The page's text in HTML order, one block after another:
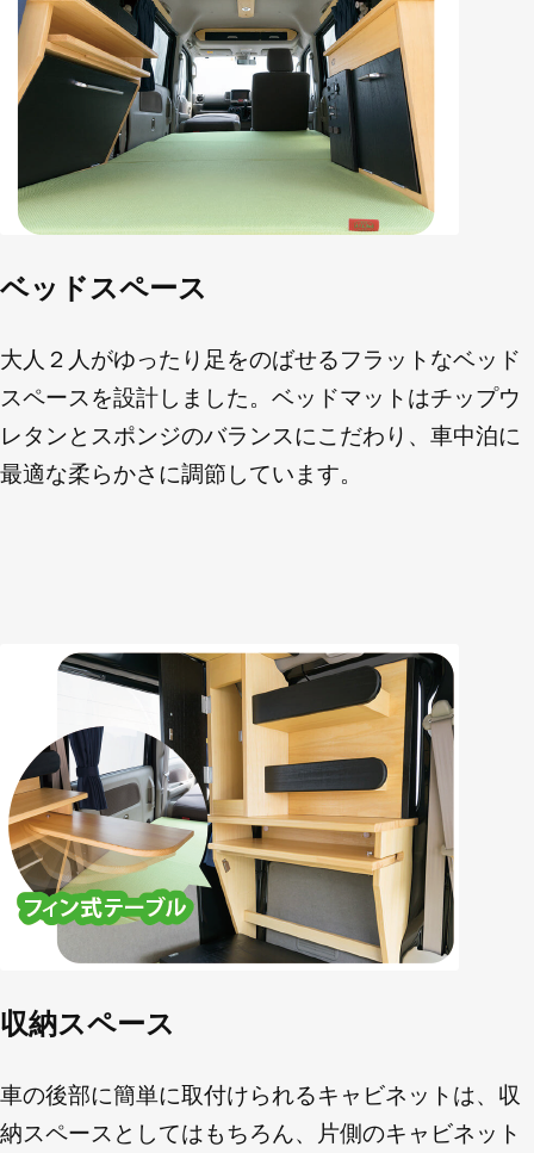
ベッドスペース
大人２人がゆったり足をのばせるフラットなベッド
スペースを設計しました。ベッドマットはチップウ
レタンとスポンジのバランスにこだわり、車中泊に
最適な柔らかさに調節しています。
収納スペース
車の後部に簡単に取付けられるキャビネットは、収
納スペースとしてはもちろん、片側のキャビネット